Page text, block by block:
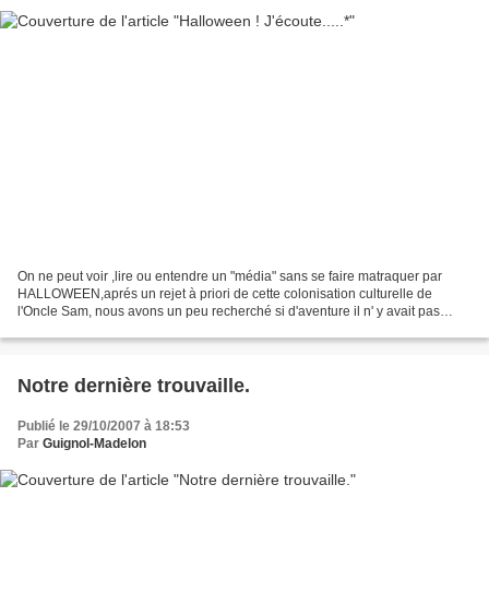
On ne peut voir ,lire ou entendre un "média" sans se faire matraquer par
HALLOWEEN,aprés un rejet à priori de cette colonisation culturelle de
l'Oncle Sam, nous avons un peu recherché si d'aventure il n' y avait pas
Notre dernière trouvaille.
Publié le 29/10/2007 à 18:53
Par Guignol-Madelon